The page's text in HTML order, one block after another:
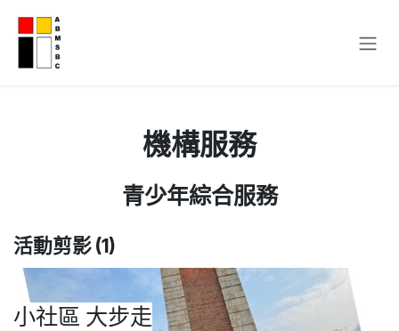
機構服務
青少年綜合服務
活動剪影 (1)
小社區 大步走